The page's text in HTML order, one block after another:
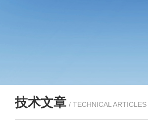
技术文章 / TECHNICAL ARTICLES